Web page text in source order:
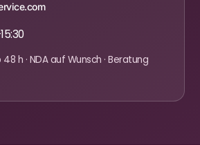
h · NDA auf Wunsch · Beratung